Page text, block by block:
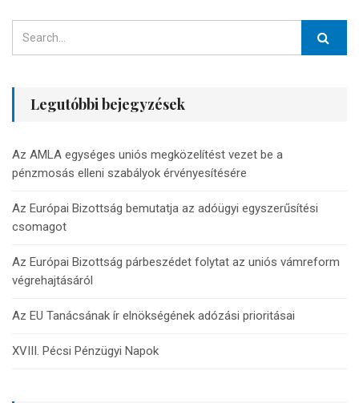
Legutóbbi bejegyzések
Az AMLA egységes uniós megközelítést vezet be a
pénzmosás elleni szabályok érvényesítésére
Az Európai Bizottság bemutatja az adóügyi egyszerűsítési
csomagot
Az Európai Bizottság párbeszédet folytat az uniós vámreform
végrehajtásáról
Az EU Tanácsának ír elnökségének adózási prioritásai
XVIII. Pécsi Pénzügyi Napok